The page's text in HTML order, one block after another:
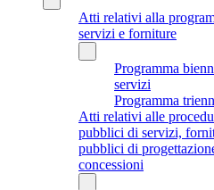
Atti relativi alla
servizi e forniture
Programma
servizi
Programma
Atti relativi alle
pubblici di servizi,
pubblici di
concessioni